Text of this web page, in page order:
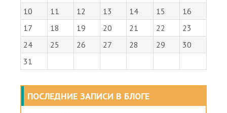
10
11 12 13 14 15
16
17
18 19 20 21 22
23
24
25 26 27 28 29
30
31
ПОСЛЕДНИЕ ЗАПИСИ В БЛОГЕ